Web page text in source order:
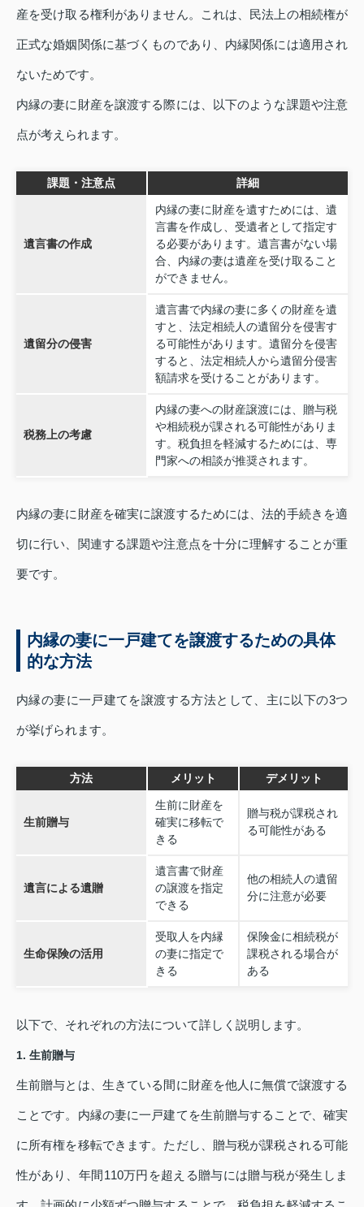
産を受け取る権利がありません。これは、民法上の相続権が
正式な婚姻関係に基づくものであり、内縁関係には適用され
ないためです。
内縁の妻に財産を譲渡する際には、以下のような課題や注意
点が考えられます。
課題・注意点 詳細
遺言書の作成
内縁の妻に財産を遺すためには、遺
言書を作成し、受遺者として指定す
る必要があります。遺言書がない場
合、内縁の妻は遺産を受け取ること
ができません。
遺留分の侵害
遺言書で内縁の妻に多くの財産を遺
すと、法定相続人の遺留分を侵害す
る可能性があります。遺留分を侵害
すると、法定相続人から遺留分侵害
額請求を受けることがあります。
税務上の考慮
内縁の妻への財産譲渡には、贈与税
や相続税が課される可能性がありま
す。税負担を軽減するためには、専
門家への相談が推奨されます。
内縁の妻に財産を確実に譲渡するためには、法的手続きを適
切に行い、関連する課題や注意点を十分に理解することが重
要です。
内縁の妻に一戸建てを譲渡するための具体
的な方法
内縁の妻に一戸建てを譲渡する方法として、主に以下の3つ
が挙げられます。
方法 メリット デメリット
生前贈与
生前に財産を
確実に移転で
きる
贈与税が課税され
る可能性がある
遺言による遺贈
遺言書で財産
の譲渡を指定
できる
他の相続人の遺留
分に注意が必要
生命保険の活用
受取人を内縁
の妻に指定で
きる
保険金に相続税が
課税される場合が
ある
以下で、それぞれの方法について詳しく説明します。
1. 生前贈与
生前贈与とは、生きている間に財産を他人に無償で譲渡する
ことです。内縁の妻に一戸建てを生前贈与することで、確実
に所有権を移転できます。ただし、贈与税が課税される可能
性があり、年間110万円を超える贈与には贈与税が発生しま